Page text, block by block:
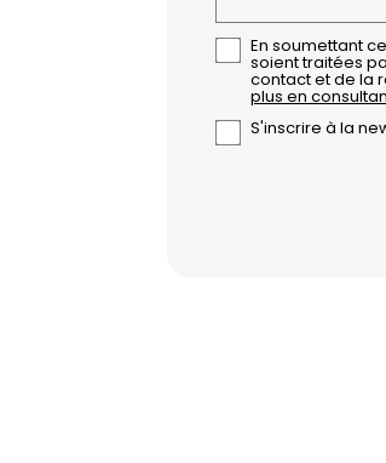
En soumettant
soient traitées
contact et de la
plus en
S'inscrire à la